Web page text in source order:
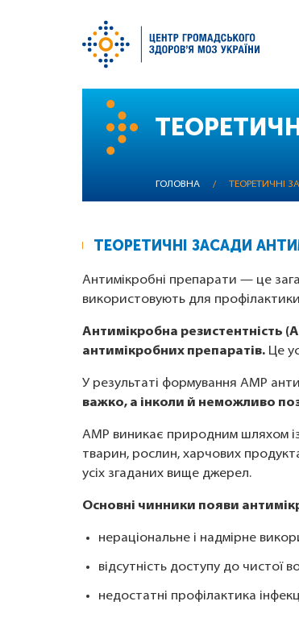
ГОЛОВНА / ТЕОРЕТИЧНІ
ТЕОРЕТИЧНІ ЗАСАДИ
Антимікробні препарати — це
використовують для
Антимікробна резистентність
антимікробних препаратів. Це
У результаті формування АМР
важко, а інколи й неможливо
АМР виникає природним шляхом із
тварин, рослин, харчових
усіх згаданих вище джерел.
Основні чинники появи
нераціональне і надмірне
відсутність доступу до чистої
недостатні профілактика